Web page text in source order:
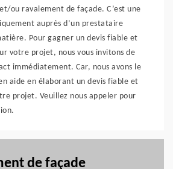
ou ravalement de façade. C’est une
auprès d’un prestataire
Pour gagner un devis fiable et
votre projet, nous vous invitons de
immédiatement. Car, nous avons le
aide en élaborant un devis fiable et
projet. Veuillez nous appeler pour
de façade